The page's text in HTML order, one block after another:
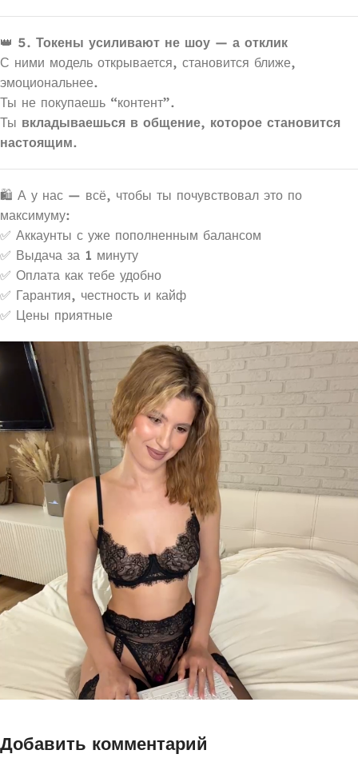
👑 5. Токены усиливают не шоу — а отклик
С ними модель открывается, становится ближе,
эмоциональнее.
Ты не покупаешь “контент”.
Ты вкладываешься в общение, которое становится
настоящим.
🛍 А у нас — всё, чтобы ты почувствовал это по
максимуму:
✅ Аккаунты с уже пополненным балансом
✅ Выдача за 1 минуту
✅ Оплата как тебе удобно
✅ Гарантия, честность и кайф
✅ Цены приятные
Добавить комментарий